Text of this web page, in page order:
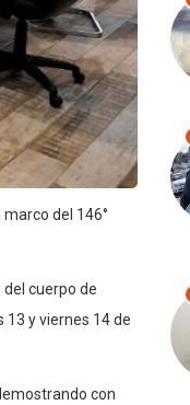
del 146°
cuerpo de
y viernes 14 de
con